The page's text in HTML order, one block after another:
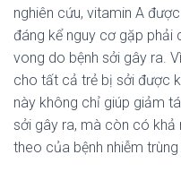
nghiên cứu, vitamin A
đáng kể nguy cơ gặp phải
vong do bệnh sởi gây ra.
cho tất cả trẻ bị sởi được
này không chỉ giúp giảm
sởi gây ra, mà còn có khả
theo của bệnh nhiễm